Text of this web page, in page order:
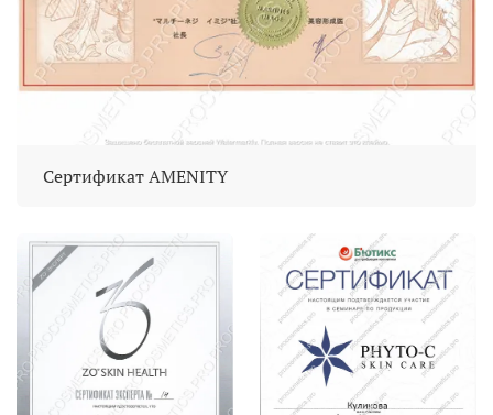
Сертификат AMENITY